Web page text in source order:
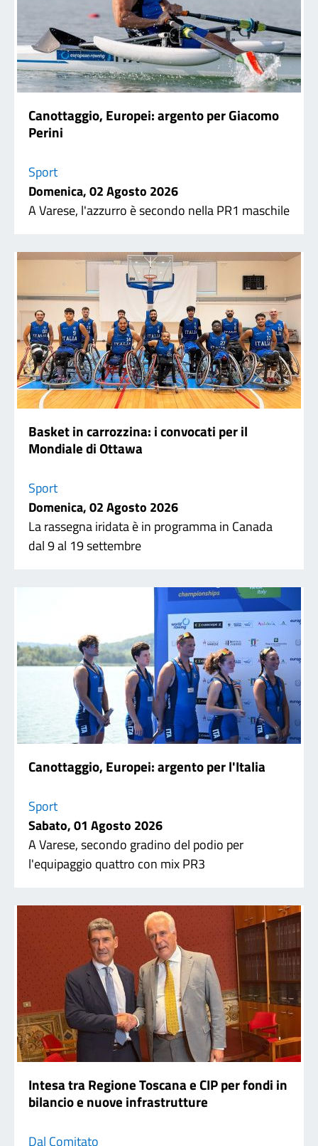
Canottaggio, Europei: argento per Giacomo
Perini
Sport
Domenica, 02 Agosto 2026
A Varese, l'azzurro è secondo nella PR1 maschile
Basket in carrozzina: i convocati per il
Mondiale di Ottawa
Sport
Domenica, 02 Agosto 2026
La rassegna iridata è in programma in Canada
dal 9 al 19 settembre
Canottaggio, Europei: argento per l'Italia
Sport
Sabato, 01 Agosto 2026
A Varese, secondo gradino del podio per
l'equipaggio quattro con mix PR3
Intesa tra Regione Toscana e CIP per fondi in
bilancio e nuove infrastrutture
Dal Comitato